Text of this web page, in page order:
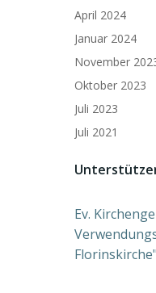
April 2024
Januar 2024
November
Oktober 2023
Juli 2023
Juli 2021
Ev.
Florinskirche"